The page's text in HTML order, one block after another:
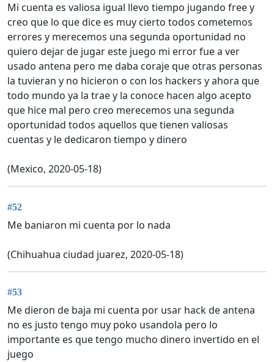
Mi cuenta es valiosa igual llevo tiempo jugando free y
creo que lo que dice es muy cierto todos cometemos
errores y merecemos una segunda oportunidad no
quiero dejar de jugar este juego mi error fue a ver
usado antena pero me daba coraje que otras personas
la tuvieran y no hicieron o con los hackers y ahora que
todo mundo ya la trae y la conoce hacen algo acepto
que hice mal pero creo merecemos una segunda
oportunidad todos aquellos que tienen valiosas
cuentas y le dedicaron tiempo y dinero
(Mexico, 2020-05-18)
#52
Me baniaron mi cuenta por lo nada
(Chihuahua ciudad juarez, 2020-05-18)
#53
Me dieron de baja mi cuenta por usar hack de antena
no es justo tengo muy poko usandola pero lo
importante es que tengo mucho dinero invertido en el
juego